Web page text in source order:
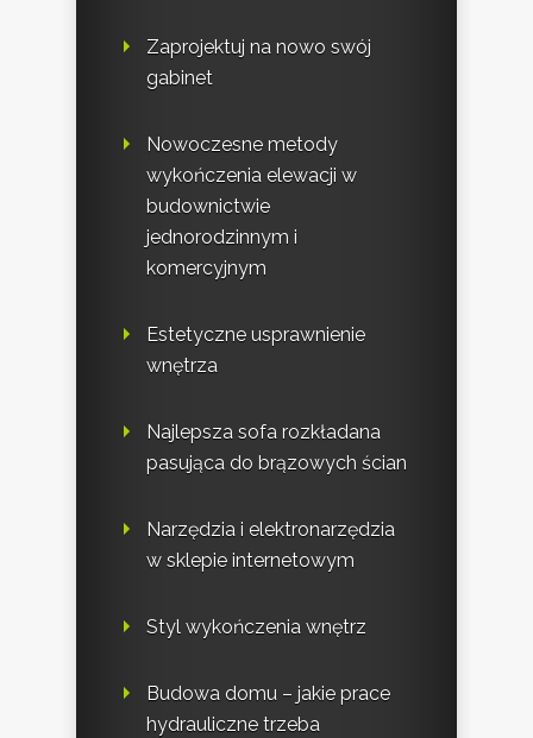
Zaprojektuj na nowo swój
gabinet
Nowoczesne metody
wykończenia elewacji w
budownictwie
jednorodzinnym i
komercyjnym
Estetyczne usprawnienie
wnętrza
Najlepsza sofa rozkładana
pasująca do brązowych ścian
Narzędzia i elektronarzędzia
w sklepie internetowym
Styl wykończenia wnętrz
Budowa domu – jakie prace
hydrauliczne trzeba